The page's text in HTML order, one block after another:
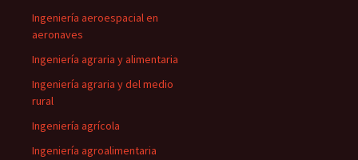
Ingeniería aeroespacial en
aeronaves
Ingeniería agraria y alimentaria
Ingeniería agraria y del medio
rural
Ingeniería agrícola
Ingeniería agroalimentaria